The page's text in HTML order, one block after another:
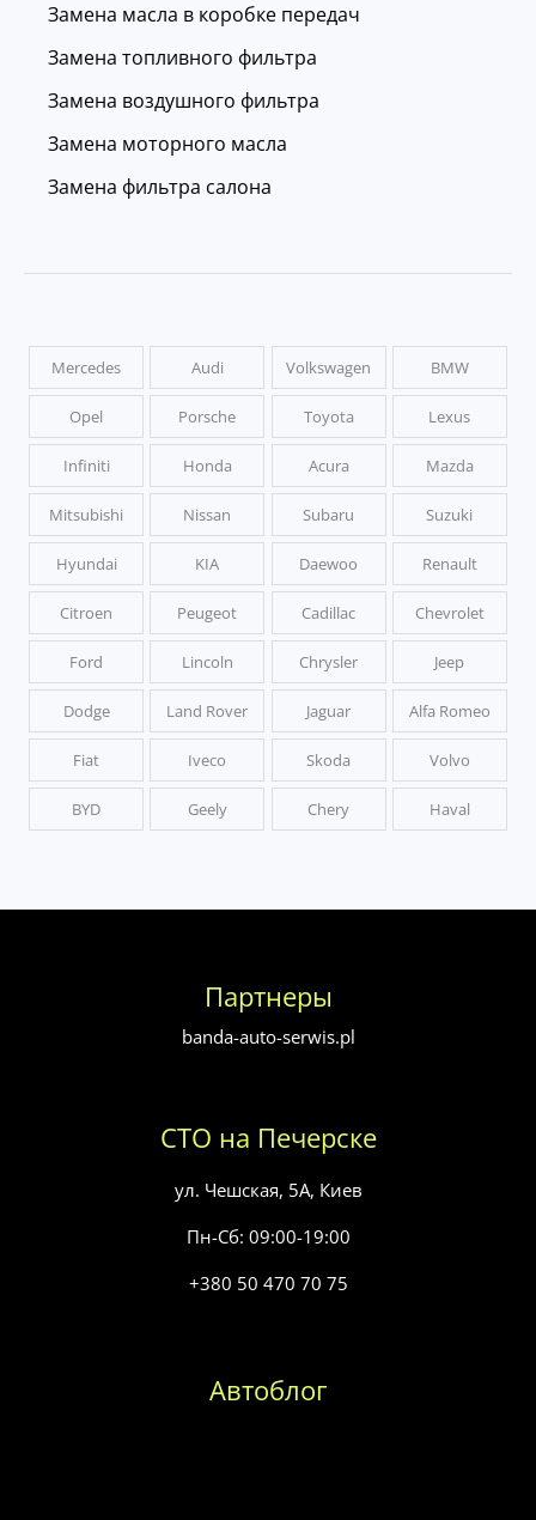
Замена масла в коробке передач
Замена топливного фильтра
Замена воздушного фильтра
Замена моторного масла
Замена фильтра салона
Mercedes Audi Volkswagen BMW
Opel Porsche Toyota Lexus
Infiniti Honda Acura Mazda
Mitsubishi Nissan Subaru Suzuki
Hyundai KIA Daewoo Renault
Citroen Peugeot Cadillac Chevrolet
Ford Lincoln Chrysler Jeep
Dodge Land Rover Jaguar Alfa Romeo
Fiat Iveco Skoda Volvo
BYD Geely Chery Haval
Партнеры
banda-auto-serwis.pl
СТО на Печерске
ул. Чешская, 5А, Киев
Пн-Сб: 09:00-19:00
+380 50 470 70 75
Автоблог